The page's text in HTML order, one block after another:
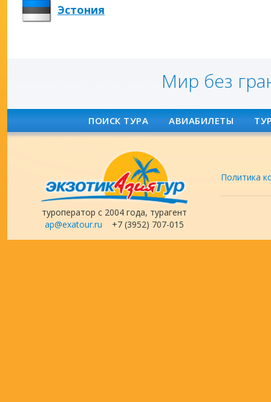
Эстония
Мир без
ПОИСК ТУРА АВИАБИЛЕТЫ
туроператор с 2004 года, турагент
ap@exatour.ru +7 (3952) 707-015
Политика